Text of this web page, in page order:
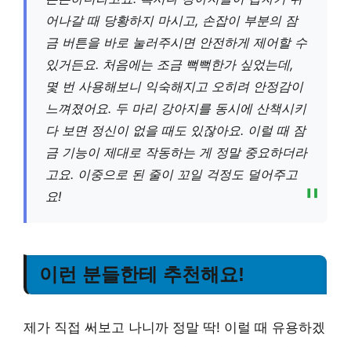
어나갈 때 당황하지 마시고, 손잡이 부분의 잠
금 버튼을 바로 눌러주시면 안전하게 제어할 수
있거든요. 처음에는 조금 뻑뻑한가 싶었는데,
몇 번 사용해보니 익숙해지고 오히려 안정감이
느껴졌어요. 두 마리 강아지를 동시에 산책시키
다 보면 정신이 없을 때도 있잖아요. 이럴 때 잠
금 기능이 제대로 작동하는 게 정말 중요하더라
고요. 이중으로 된 줄이 꼬일 걱정도 덜어주고
요!
이런 분들한테 추천해요!
제가 직접 써보고 나니까 정말 딱! 이럴 때 유용하겠